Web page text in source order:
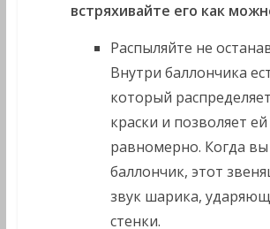
встряхивайте его как
Распыляйте не
Внутри баллончика
который
краски и позволяет
равномерно. Когда вы
баллончик, этот
звук шарика,
стенки.